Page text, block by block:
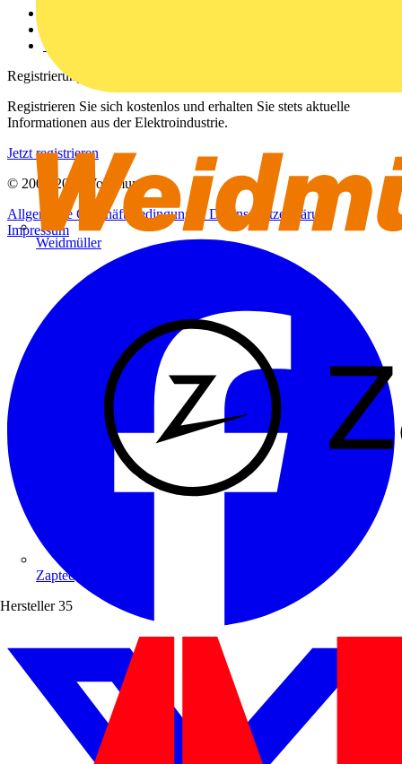
Weidmüller
Zaptec
Hersteller 35
voltimum.com
Registrierung
Registrieren Sie sich kostenlos und erhalten Sie stets aktuelle
Informationen aus der Elektroindustrie.
Jetzt registrieren
© 2002-
2026
Voltimum
Allgemeine GeschäftsbedingungenDatenschutzerklärung
Impressum